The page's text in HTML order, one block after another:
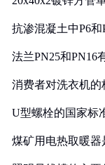
抗渗混凝土中P6
法兰PN25和PN16
消费者对洗衣机
U型螺栓的国家标
煤矿用电热取暖